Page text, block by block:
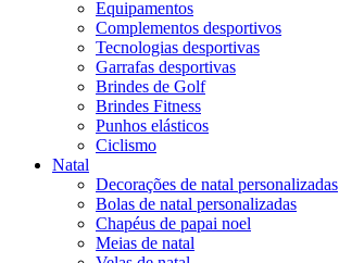
Equipamentos
Complementos desportivos
Tecnologias desportivas
Garrafas desportivas
Brindes de Golf
Brindes Fitness
Punhos elásticos
Ciclismo
Natal
Decorações de natal personalizadas
Bolas de natal personalizadas
Chapéus de papai noel
Meias de natal